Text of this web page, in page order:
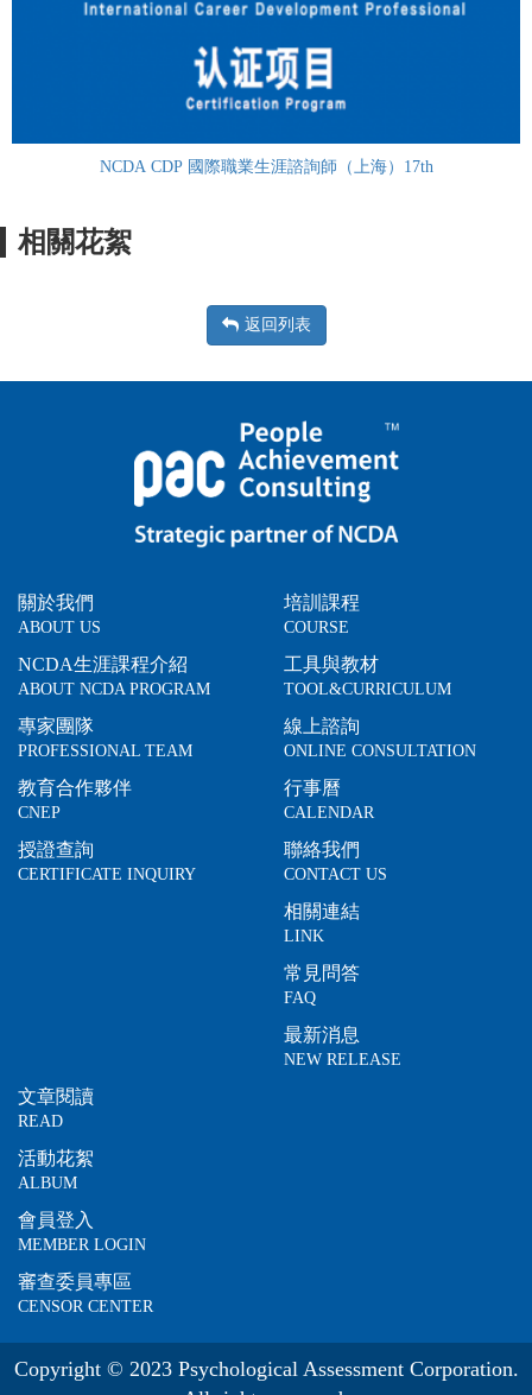
NCDA CDP 國際職業生涯諮詢師（上海）17th
相關花絮
返回列表
關於我們
ABOUT US
NCDA生涯課程介紹
ABOUT NCDA PROGRAM
專家團隊
PROFESSIONAL TEAM
教育合作夥伴
CNEP
授證查詢
CERTIFICATE INQUIRY
培訓課程
COURSE
工具與教材
TOOL&CURRICULUM
線上諮詢
ONLINE CONSULTATION
行事曆
CALENDAR
聯絡我們
CONTACT US
相關連結
LINK
常見問答
FAQ
最新消息
NEW RELEASE
文章閱讀
READ
活動花絮
ALBUM
會員登入
MEMBER LOGIN
審查委員專區
CENSOR CENTER
Copyright © 2023 Psychological Assessment Corporation.